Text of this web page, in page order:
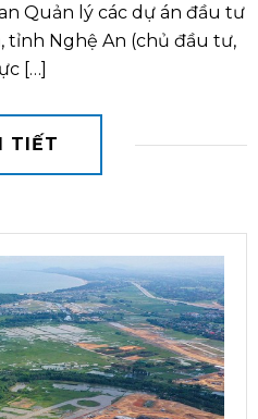
Quản lý các dự án đầu tư
tỉnh Nghệ An (chủ đầu tư,
[…]
TIẾT